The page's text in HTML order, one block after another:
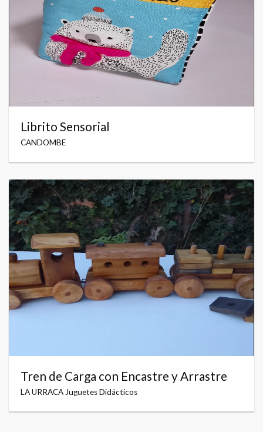
Librito Sensorial
CANDOMBE
Tren de Carga con Encastre y Arrastre
LA URRACA Juguetes Didácticos